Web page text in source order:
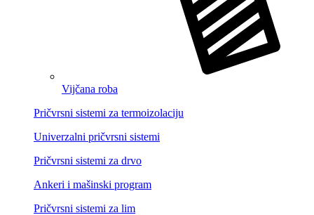
Vijčana roba
Pričvrsni sistemi za termoizolaciju
Univerzalni pričvrsni sistemi
Pričvrsni sistemi za drvo
Ankeri i mašinski program
Pričvrsni sistemi za lim